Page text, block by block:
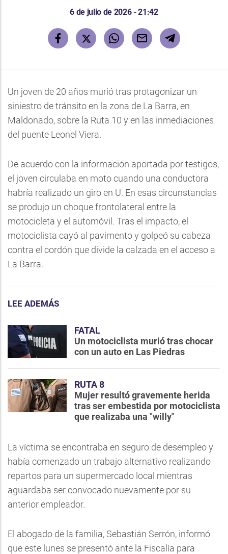
6 de julio de 2026 - 21:42
Un joven de 20 años murió tras protagonizar un
siniestro de tránsito en la zona de La Barra, en
Maldonado, sobre la Ruta 10 y en las inmediaciones
del puente Leonel Viera.
De acuerdo con la información aportada por testigos,
el joven circulaba en moto cuando una conductora
habría realizado un giro en U. En esas circunstancias
se produjo un choque frontolateral entre la
motocicleta y el automóvil. Tras el impacto, el
motociclista cayó al pavimento y golpeó su cabeza
contra el cordón que divide la calzada en el acceso a
La Barra.
LEE ADEMÁS
FATAL
Un motociclista murió tras chocar
con un auto en Las Piedras
RUTA 8
Mujer resultó gravemente herida
tras ser embestida por motociclista
que realizaba una "willy"
La víctima se encontraba en seguro de desempleo y
había comenzado un trabajo alternativo realizando
repartos para un supermercado local mientras
aguardaba ser convocado nuevamente por su
anterior empleador.
El abogado de la familia, Sebastián Serrón, informó
que este lunes se presentó ante la Fiscalía para